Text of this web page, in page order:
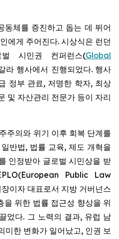
동체를 증진하고 돕는 데 뛰어
에게 주어진다. 시상식은 런던
시민권 컨퍼런스(Global
라 행사에서 진행되었다. 행사
정부 관료, 저명한 학자, 최상
및 자산관리 전문가 등이 자리
주의와 위기 이후 회복 단계를
반법, 법률 교육, 제도 개혁을
인정받아 글로벌 시민상을 받
Public Law
이자 대표로서 지방 거버넌스
을 위한 법률 접근성 향상을 위
었다. 그 노력의 결과, 유럽 남
미한 변화가 일어났고, 인권 보